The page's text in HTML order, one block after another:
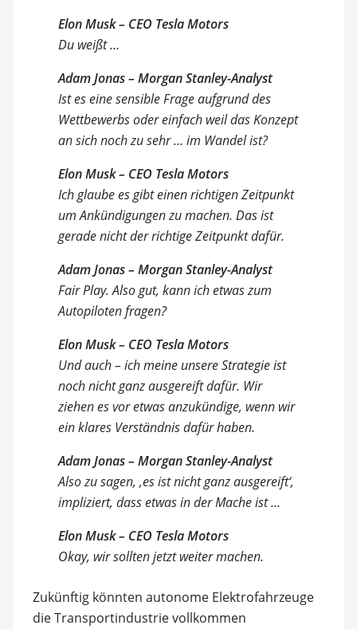
Elon Musk – CEO Tesla Motors
Du weißt …
Adam Jonas – Morgan Stanley-Analyst
Ist es eine sensible Frage aufgrund des
Wettbewerbs oder einfach weil das Konzept
an sich noch zu sehr … im Wandel ist?
Elon Musk – CEO Tesla Motors
Ich glaube es gibt einen richtigen Zeitpunkt
um Ankündigungen zu machen. Das ist
gerade nicht der richtige Zeitpunkt dafür.
Adam Jonas – Morgan Stanley-Analyst
Fair Play. Also gut, kann ich etwas zum
Autopiloten fragen?
Elon Musk – CEO Tesla Motors
Und auch – ich meine unsere Strategie ist
noch nicht ganz ausgereift dafür. Wir
ziehen es vor etwas anzukündige, wenn wir
ein klares Verständnis dafür haben.
Adam Jonas – Morgan Stanley-Analyst
Also zu sagen, ‚es ist nicht ganz ausgereift‘,
impliziert, dass etwas in der Mache ist …
Elon Musk – CEO Tesla Motors
Okay, wir sollten jetzt weiter machen.
Zukünftig könnten autonome Elektrofahrzeuge
die Transportindustrie vollkommen